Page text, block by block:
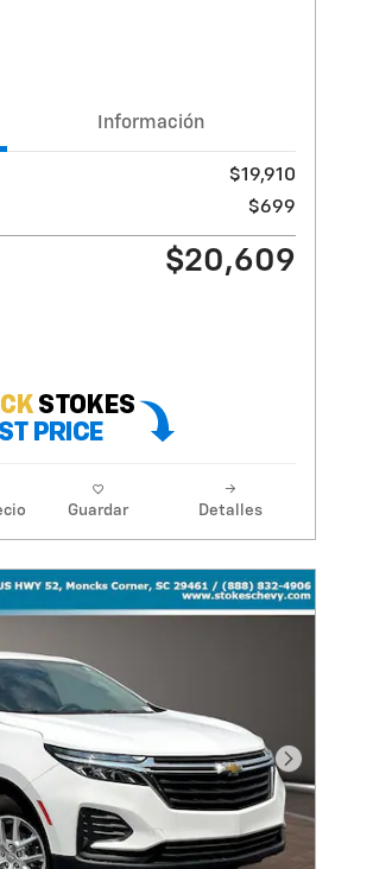
Información
$19,910
$699
$20,609
Guardar Detalles
Foto